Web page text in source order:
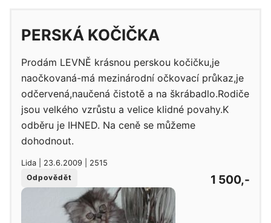
PERSKÁ KOČIČKA
Prodám LEVNĚ krásnou perskou kočičku,je
naočkovaná-má mezinárodní očkovací průkaz,je
odčervená,naučená čistotě a na škrábadlo.Rodiče
jsou velkého vzrůstu a velice klidné povahy.K
odběru je IHNED. Na ceně se můžeme
dohodnout.
Lida | 23.6.2009 | 2515
Odpovědět
1 500,-